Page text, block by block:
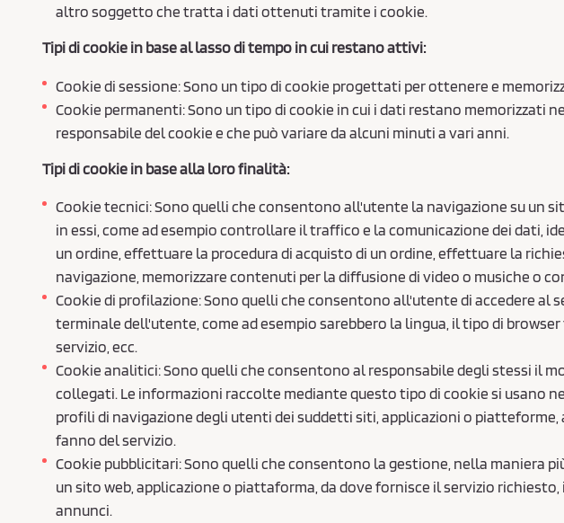
altro soggetto che tratta i dati ottenuti tramite i cookie.
Tipi di cookie in base al lasso di tempo in cui restano attivi:
Cookie di sessione: Sono un tipo di cookie progettati per ottenere e
Cookie permanenti: Sono un tipo di cookie in cui i dati restano memorizzati
responsabile del cookie e che può variare da alcuni minuti a vari anni.
Tipi di cookie in base alla loro finalità:
Cookie tecnici: Sono quelli che consentono all'utente la navigazione su un
in essi, come ad esempio controllare il traffico e la comunicazione dei dati,
un ordine, effettuare la procedura di acquisto di un ordine, effettuare la
navigazione, memorizzare contenuti per la diffusione di video o musiche o
Cookie di profilazione: Sono quelli che consentono all'utente di accedere
terminale dell'utente, come ad esempio sarebbero la lingua, il tipo di
servizio, ecc.
Cookie analitici: Sono quelli che consentono al responsabile degli stessi il
collegati. Le informazioni raccolte mediante questo tipo di cookie si usano
profili di navigazione degli utenti dei suddetti siti, applicazioni o
fanno del servizio.
Cookie pubblicitari: Sono quelli che consentono la gestione, nella maniera
un sito web, applicazione o piattaforma, da dove fornisce il servizio
annunci.